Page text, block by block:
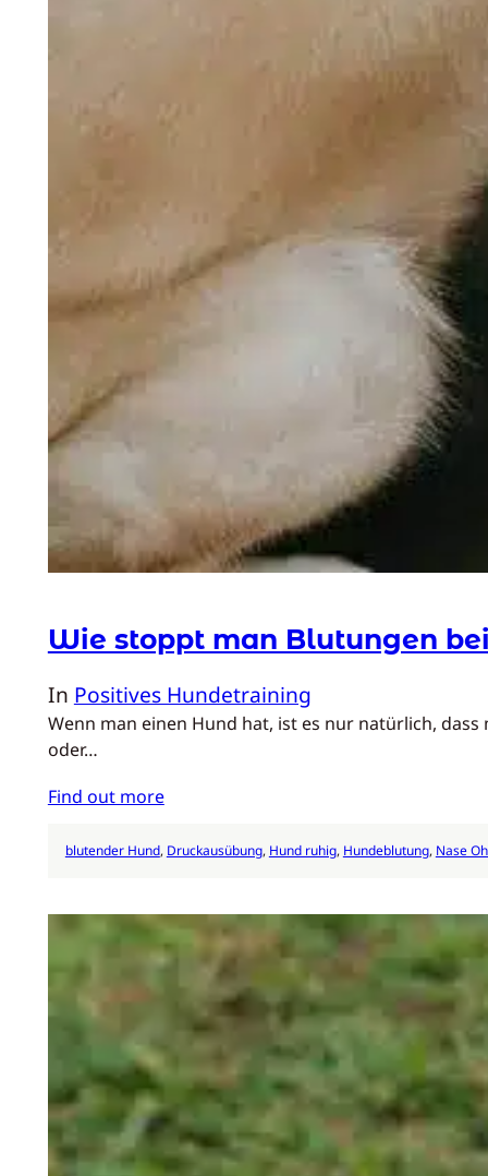
Wie stoppt man Blutungen
In Positives Hundetraining
Wenn man einen Hund hat, ist es nur natürlich,
oder…
Find out more
blutender Hund, Druckausübung, Hund ruhig, Hundeblutung, Nase